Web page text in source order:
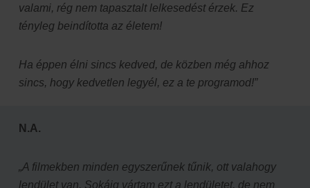
valami, rég nem tapasztalt lelkesedést érzek. Ez
tényleg beindította az életem!
Ha éppen élni sincs kedved, de közben még ahhoz
sincs, hogy kedvetlen legyél, ez a te programod!”
N.A.
„A filmekben minden egyszerűnek tűnik, ott valahogy
lendület van. Sokáig vártam ezt a lendületet, de nem